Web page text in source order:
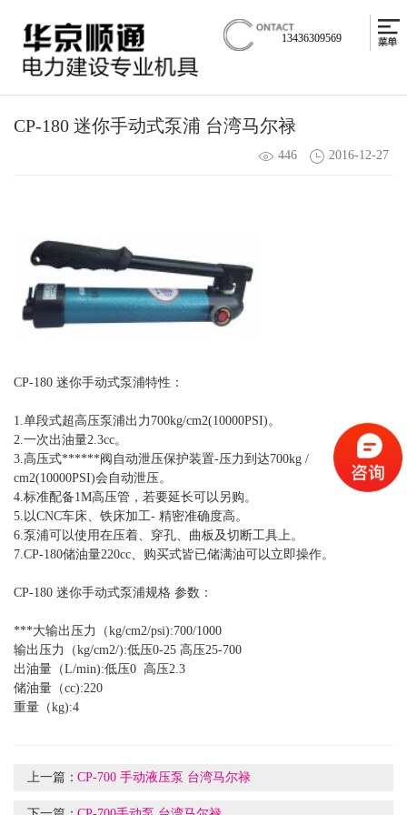
13436309569
CP-180 迷你手动式泵浦 台湾马尔禄
446 2016-12-27
CP-180 迷你手动式泵浦特性：
1.单段式超高压泵浦出力700kg/cm2(10000PSI)。
2.一次出油量2.3cc。
3.高压式******阀自动泄压保护装置-压力到达700kg /
cm2(10000PSI)会自动泄压。
4.标准配备1M高压管，若要延长可以另购。
5.以CNC车床、铁床加工- 精密准确度高。
6.泵浦可以使用在压着、穿孔、曲板及切断工具上。
7.CP-180储油量220cc、购买式皆已储满油可以立即操作。
CP-180 迷你手动式泵浦规格 参数：
***大输出压力（kg/cm2/psi):700/1000
输出压力（kg/cm2/):低压0-25 高压25-700
出油量（L/min):低压0 高压2.3
储油量（cc):220
重量（kg):4
上一篇：CP-700 手动液压泵 台湾马尔禄